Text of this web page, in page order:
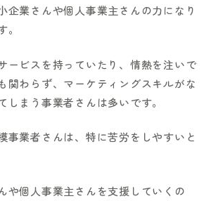
企業さんや個人事業主さんの力になり
ービスを持っていたり、情熱を注いで
関わらず、マーケティングスキルがな
しまう事業者さんは多いです。
事業者さんは、特に苦労をしやすいと
や個人事業主さんを支援していくの